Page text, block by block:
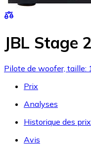
JBL Stage
Pilote de woofer, taille:
Prix
Analyses
Historique des prix
Avis